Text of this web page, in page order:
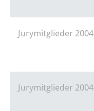
Jurymitglieder 2004
Jurymitglieder 2004